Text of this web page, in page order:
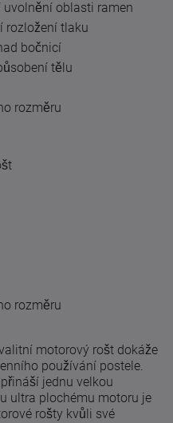
oblasti ramen
rozložení tlaku
bočnicí
tělu
rozměru
rozměru
motorový rošt dokáže
používání postele.
jednu velkou
ultra plochému motoru je
rošty kvůli své